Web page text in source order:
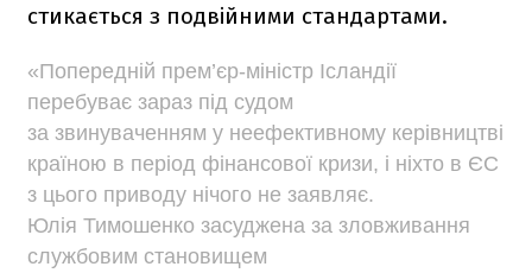
стикається з подвійними стандартами.
«Попередній прем’єр-міністр Ісландії
перебуває зараз під судом
за звинуваченням у неефективному керівництві
країною в період фінансової кризи, і ніхто в ЄС
з цього приводу нічого не заявляє.
Юлія Тимошенко засуджена за зловживання
службовим становищем